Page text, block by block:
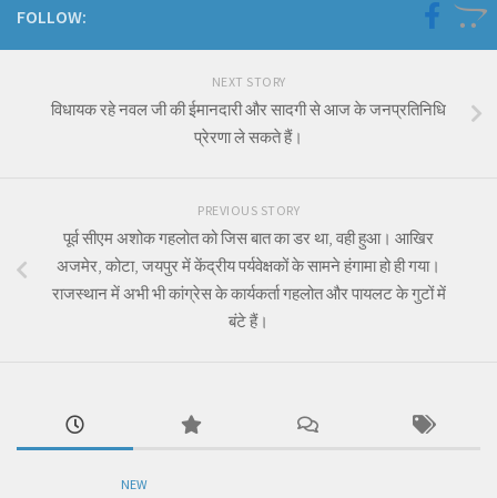
FOLLOW:
NEXT STORY
विधायक रहे नवल जी की ईमानदारी और सादगी से आज के जनप्रतिनिधि
प्रेरणा ले सकते हैं।
PREVIOUS STORY
पूर्व सीएम अशोक गहलोत को जिस बात का डर था, वही हुआ। आखिर
अजमेर, कोटा, जयपुर में केंद्रीय पर्यवेक्षकों के सामने हंगामा हो ही गया।
राजस्थान में अभी भी कांग्रेस के कार्यकर्ता गहलोत और पायलट के गुटों में
बंटे हैं।
NEW